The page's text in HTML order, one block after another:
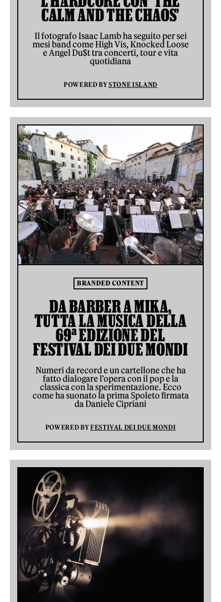
CALM AND THE CHAOS’
Il fotografo Isaac Lamb ha seguito per sei
mesi band come High Vis, Knocked Loose
e Angel Du$t tra concerti, tour e vita
quotidiana
POWERED BYSTONE ISLAND
BRANDED CONTENT
DA BARBER A MIKA,
TUTTA LA MUSICA DELLA
69ª EDIZIONE DEL
FESTIVAL DEI DUE MONDI
Numeri da record e un cartellone che ha
fatto dialogare l'opera con il pop e la
classica con la sperimentazione. Ecco
come ha suonato la prima Spoleto firmata
da Daniele Cipriani
POWERED BYFESTIVAL DEI DUE MONDI